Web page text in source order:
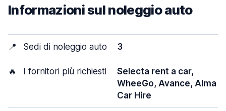
Informazioni sul noleggio auto
📍 Sedi di noleggio auto 3
🔥 I fornitori più richiesti
Selecta rent a car,
WheeGo, Avance, Alma
Car Hire